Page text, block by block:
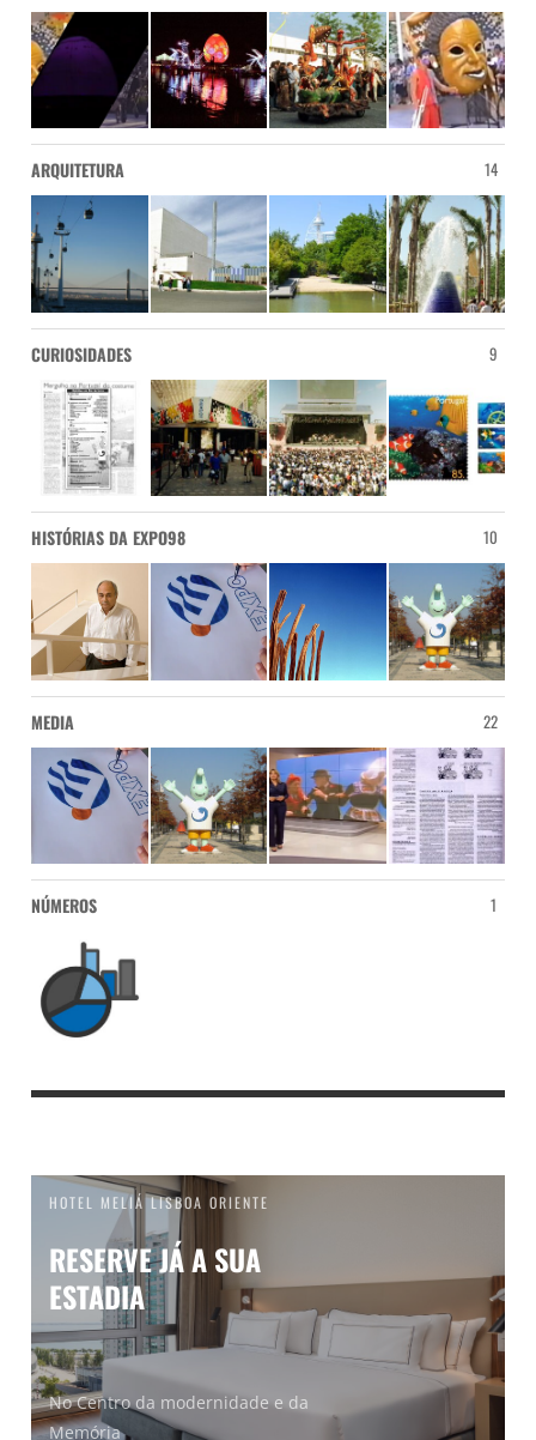
ARQUITETURA 14
CURIOSIDADES 9
HISTÓRIAS DA EXPO98 10
MEDIA 22
NÚMEROS 1
HOTEL MELIÁ LISBOA ORIENTE
RESERVE JÁ A SUA
ESTADIA
No Centro da modernidade e da
Memória